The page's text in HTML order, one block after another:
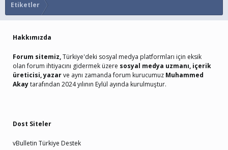
Etiketler
Hakkımızda
Forum sitemiz,Türkiye'deki sosyal medya platformları için eksik
olan forum ihtiyacını gidermek üzere sosyal medya uzmanı, içerik
üreticisi, yazarve aynı zamanda forum kurucumuz Muhammed
Akaytarafından 2024 yılının Eylül ayında kurulmuştur.
Dost Siteler
vBulletin Türkiye Destek